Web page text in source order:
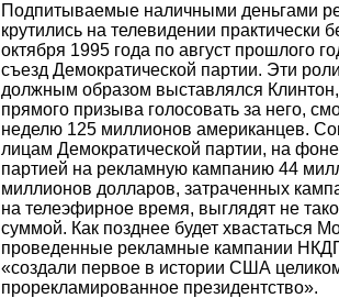
Подпитываемые наличными деньгами
крутились на телевидении практически
октября 1995 года по август прошлого
съезд Демократической партии. Эти
должным образом выставлялся
прямого призыва голосовать за него,
неделю 125 миллионов американцев.
лицам Демократической партии, на
партией на рекламную кампанию 44
миллионов долларов, затраченных
на телеэфирное время, выглядят не
суммой. Как позднее будет хвастаться
проведенные рекламные кампании
«создали первое в истории США
прорекламированное президентство».